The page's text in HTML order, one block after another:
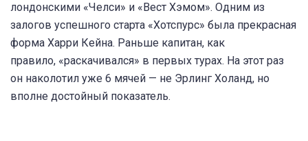
лондонскими «Челси» и «Вест Хэмом». Одним из
залогов успешного старта «Хотспурс» была прекрасная
форма Харри Кейна. Раньше капитан, как
правило, «раскачивался» в первых турах. На этот раз
он наколотил уже 6 мячей — не Эрлинг Холанд, но
вполне достойный показатель.